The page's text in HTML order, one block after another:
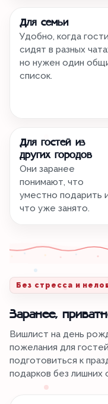
Для семьи
Удобно, когда гости
сидят в разных
но нужен один
список.
Для гостей из
других городов
Они заранее
понимают, что
уместно подарить
что уже занято.
Без стресса и
Заранее,
Вишлист на день
пожелания для
подготовиться к
подарков без лишних